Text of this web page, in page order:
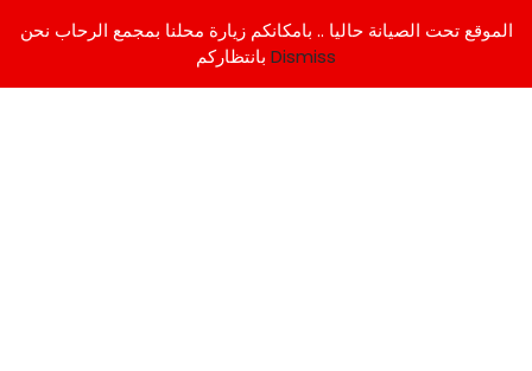
الموقع تحت الصيانة حاليا .. بامكانكم زيارة محلنا بمجمع الرحاب نحن
Dismiss